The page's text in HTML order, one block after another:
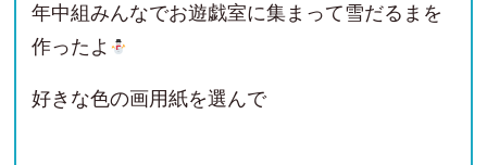
年中組みんなでお遊戯室に集まって雪だるまを
作ったよ
好きな色の画用紙を選んで